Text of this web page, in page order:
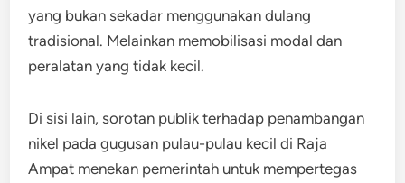
yang bukan sekadar menggunakan dulang
tradisional. Melainkan memobilisasi modal dan
peralatan yang tidak kecil.
Di sisi lain, sorotan publik terhadap penambangan
nikel pada gugusan pulau-pulau kecil di Raja
Ampat menekan pemerintah untuk mempertegas